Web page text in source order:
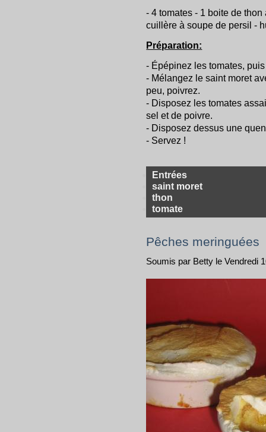
- 4 tomates - 1 boite de
cuillère à soupe de persil -
Préparation:
- Épépinez les tomates,
- Mélangez le saint moret
peu, poivrez.
- Disposez les tomates
sel et de poivre.
- Disposez dessus une
- Servez !
Entrées
saint moret
thon
tomate
Pêches meringuées
Soumis par Betty le Vendredi